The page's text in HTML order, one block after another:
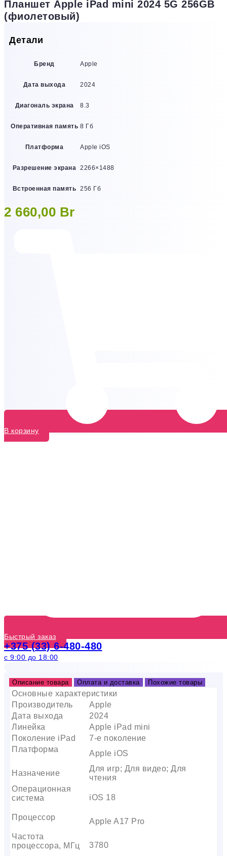
Планшет Apple iPad mini 2024 5G 256GB
(фиолетовый)
Детали
Бренд Apple
Дата выхода 2024
Диагональ экрана 8.3
Оперативная память 8 Гб
Платформа Apple iOS
Разрешение экрана 2266×1488
Встроенная память 256 Гб
2 660,00 Br
В корзину
Быстрый заказ
+375 (33) 6-480-480
с 9:00 до 18:00
Описание товара Оплата и доставка Похожие товары
Основные характеристики
Производитель
Apple
Дата выхода
2024
Линейка
Apple iPad mini
Поколение iPad
7-е поколение
Платформа
Apple iOS
Назначение
Для игр; Для видео; Для
чтения
Операционная
система
iOS 18
Процессор
Apple A17 Pro
Частота
процессора, МГц
3780